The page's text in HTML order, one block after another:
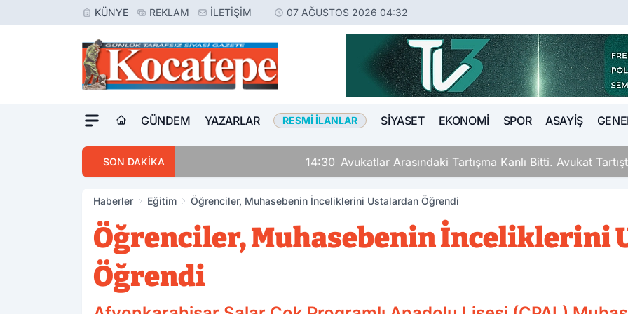
KÜNYE REKLAM İLETIŞIM 07 AĞUSTOS 2026 04:32
GÜNDEM YAZARLAR RESMI İLANLAR SIYASET EKONOMI SPOR ASAYIŞ
SON DAKİKA Avukatlar Arasındaki Tartışma Kanlı Bitti. Avukat Tartıştığı Meslektaşını İki
Haberler Eğitim Öğrenciler, Muhasebenin İnceliklerini Ustalardan Öğrendi
Öğrenciler, Muhasebenin İnceliklerini
Öğrendi